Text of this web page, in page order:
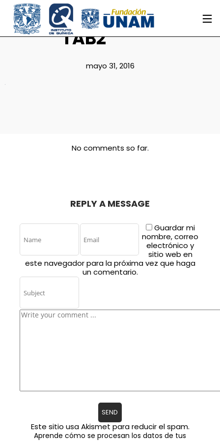
TAB2
mayo 31, 2016
No comments so far.
REPLY A MESSAGE
Guardar mi
nombre, correo
electrónico y
sitio web en
este navegador para la próxima vez que haga
un comentario.
Este sitio usa Akismet para reducir el spam.
Aprende cómo se procesan los datos de tus